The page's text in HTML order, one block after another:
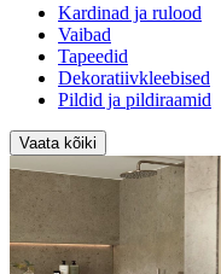
Kardinad ja rulood
Vaibad
Tapeedid
Dekoratiivkleebised
Pildid ja pildiraamid
Vaata kõiki